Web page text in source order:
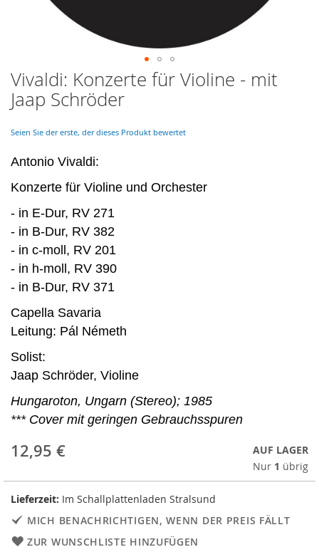
Skip
to
the
of
images
Vivaldi: Konzerte für Violine - mit
Jaap Schröder
Seien Sie der erste, der dieses Produkt bewertet
Antonio Vivaldi:
Konzerte für Violine und Orchester
- in E-Dur, RV 271
- in B-Dur, RV 382
- in c-moll, RV 201
- in h-moll, RV 390
- in B-Dur, RV 371
Capella Savaria
Leitung: Pál Németh
Solist:
Jaap Schröder, Violine
Hungaroton, Ungarn (Stereo); 1985
*** Cover mit geringen Gebrauchsspuren
12,95 €
AUF LAGER
Nur 1 übrig
Lieferzeit: Im Schallplattenladen Stralsund
MICH BENACHRICHTIGEN, WENN DER PREIS FÄLLT
ZUR WUNSCHLISTE HINZUFÜGEN